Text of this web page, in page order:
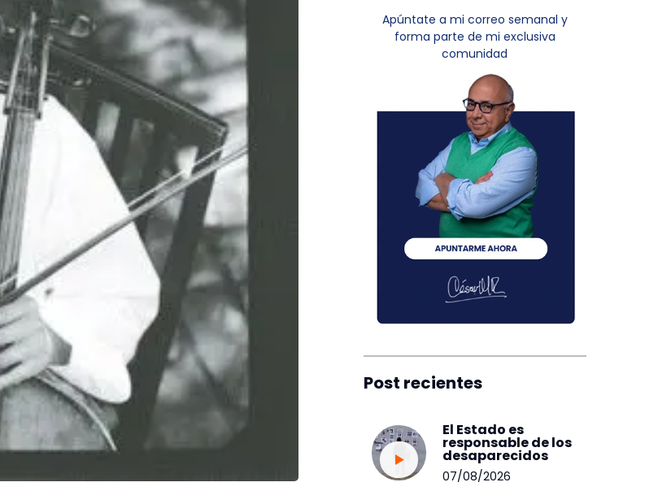
Apúntate a mi correo semanal y
forma parte de mi exclusiva
comunidad
Post recientes
El Estado es
responsable de los
desaparecidos
07/08/2026